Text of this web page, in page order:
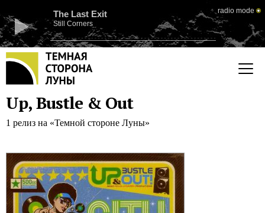
The Last Exit
Still Corners
radio mode
Up, Bustle & Out
1 релиз на «Темной стороне Луны»